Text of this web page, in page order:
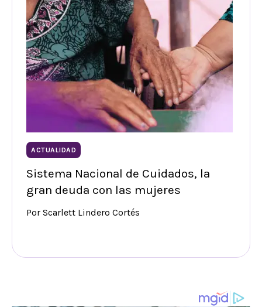
ACTUALIDAD
Sistema Nacional de Cuidados, la
gran deuda con las mujeres
Por Scarlett Lindero Cortés